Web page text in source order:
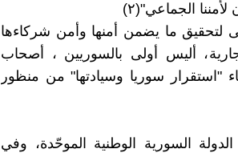
الجماعي"(٢)
لتحقيق ما يضمن أمنها وأمن شركاءها
أليس أولى بالسوريين ، أصحاب
"استقرار سوريا وسيادتها" من منظور
السورية الوطنية الموحّدة، وفي